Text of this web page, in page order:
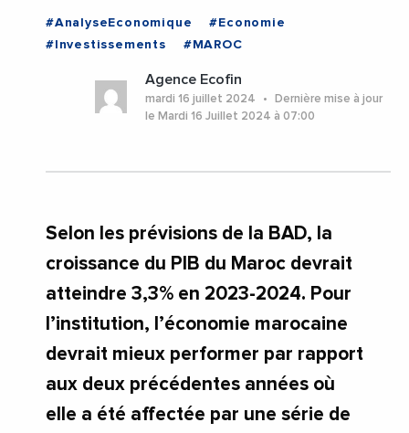
#AnalyseEconomique
#Economie
#Investissements
#MAROC
Agence Ecofin
mardi 16 juillet 2024
Dernière mise à jour
le Mardi 16 Juillet 2024 à 07:00
Selon les prévisions de la BAD, la
croissance du PIB du Maroc devrait
atteindre 3,3% en 2023-2024. Pour
l’institution, l’économie marocaine
devrait mieux performer par rapport
aux deux précédentes années où
elle a été affectée par une série de